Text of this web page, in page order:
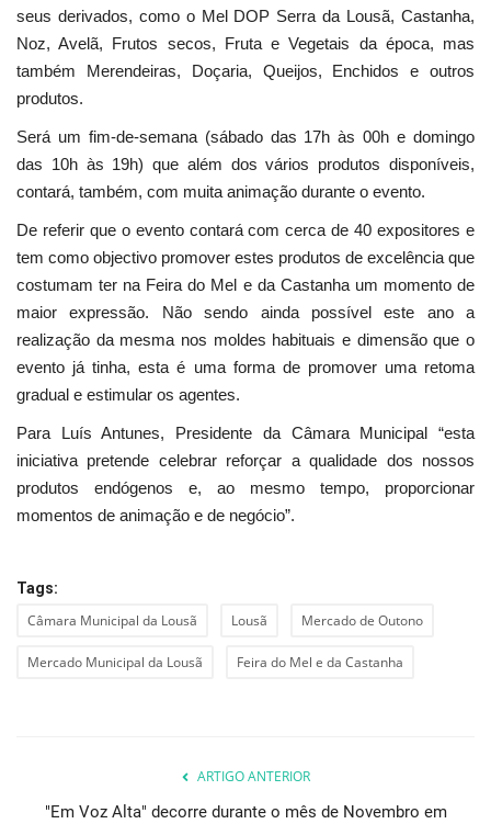
seus derivados, como o Mel DOP Serra da Lousã, Castanha,
Noz, Avelã, Frutos secos, Fruta e Vegetais da época, mas
também Merendeiras, Doçaria, Queijos, Enchidos e outros
produtos.
Será um fim-de-semana (sábado das 17h às 00h e domingo
das 10h às 19h) que além dos vários produtos disponíveis,
contará, também, com muita animação durante o evento.
De referir que o evento contará com cerca de 40 expositores e
tem como objectivo promover estes produtos de excelência que
costumam ter na Feira do Mel e da Castanha um momento de
maior expressão. Não sendo ainda possível este ano a
realização da mesma nos moldes habituais e dimensão que o
evento já tinha, esta é uma forma de promover uma retoma
gradual e estimular os agentes.
Para Luís Antunes, Presidente da Câmara Municipal “esta
iniciativa pretende celebrar reforçar a qualidade dos nossos
produtos endógenos e, ao mesmo tempo, proporcionar
momentos de animação e de negócio”.
Tags:
Câmara Municipal da Lousã Lousã Mercado de Outono
Mercado Municipal da Lousã Feira do Mel e da Castanha
ARTIGO ANTERIOR
"Em Voz Alta" decorre durante o mês de Novembro em